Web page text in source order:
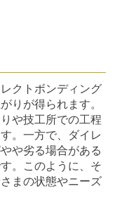
クトボンディング
りが得られます。
や技工所での工程
。一方で、ダイレ
や劣る場合がある
。このように、そ
まの状態やニーズ